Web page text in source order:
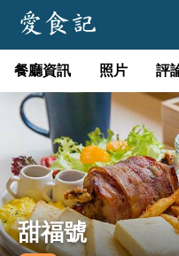
餐廳資訊 照片 評
甜福號